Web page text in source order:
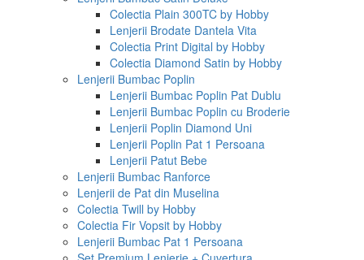
Colectia Plain 300TC by Hobby
Lenjerii Brodate Dantela Vita
Colectia Print Digital by Hobby
Colectia Diamond Satin by Hobby
Lenjerii Bumbac Poplin
Lenjerii Bumbac Poplin Pat Dublu
Lenjerii Bumbac Poplin cu Broderie
Lenjerii Poplin Diamond Uni
Lenjerii Poplin Pat 1 Persoana
Lenjerii Patut Bebe
Lenjerii Bumbac Ranforce
Lenjerii de Pat din Muselina
Colectia Twill by Hobby
Colectia Fir Vopsit by Hobby
Lenjerii Bumbac Pat 1 Persoana